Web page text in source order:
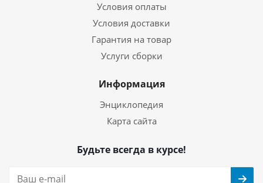
Условия оплаты
Условия доставки
Гарантия на товар
Услуги сборки
Информация
Энциклопедия
Карта сайта
Будьте всегда в курсе!